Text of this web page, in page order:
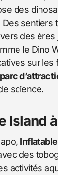
des
Des sentiers
des ères
le Dino
sur les
parc
science.
Island
des
activités